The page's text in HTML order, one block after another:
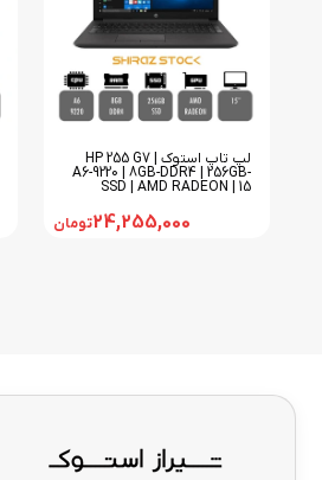
لپ تاپ استوک HP 255 G7 |
A6-9220 | 8GB-DDR4 | 256GB-
SSD | AMD RADEON | 15
24,255,000تومان